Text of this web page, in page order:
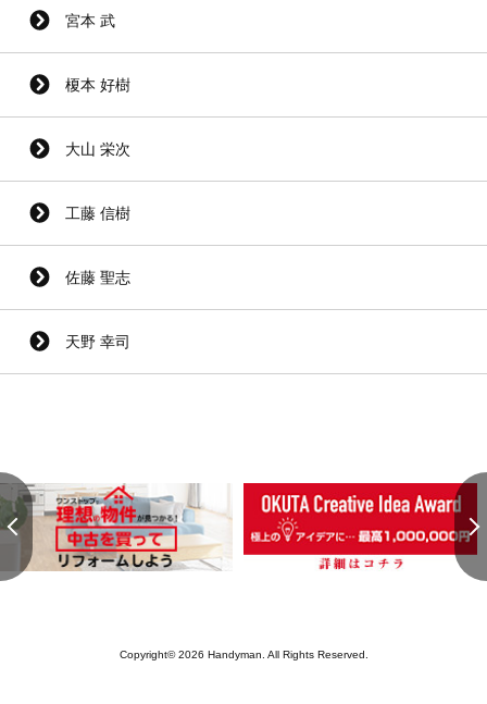
宮本 武
榎本 好樹
大山 栄次
工藤 信樹
佐藤 聖志
天野 幸司
Copyright© 2026 Handyman. All Rights Reserved.